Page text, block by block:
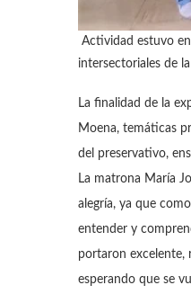
Actividad estuvo
intersectoriales de
La finalidad de la
Moena, temáticas
del preservativo,
La matrona María
alegría, ya que
entender y
portaron excelente,
esperando que se